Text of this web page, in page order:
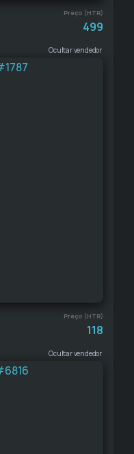
Preço (HTR)
499
Ocultar vendedor
Preço (HTR)
118
Ocultar vendedor